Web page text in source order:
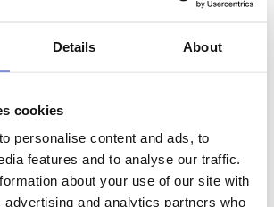
Details About
cookies
personalise content and ads, to
features and to analyse our traffic.
about your use of our site with
advertising and analytics partners who
pas de frais supplémentaires pour
mon chauffeur à
attendra dans le hall d'arrivée avec un